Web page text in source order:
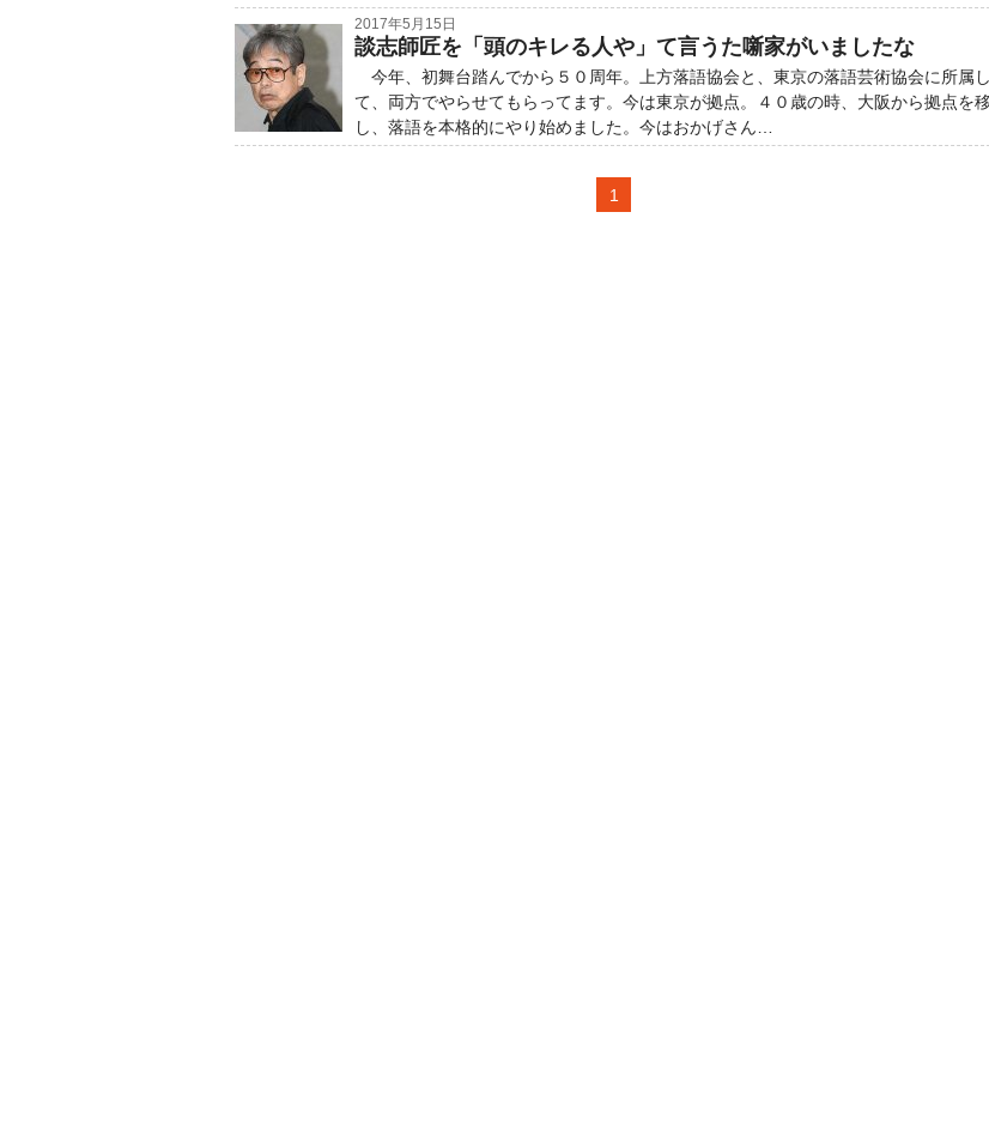
2017年5月15日
談志師匠を「頭のキレる人や」て言うた噺家がいましたな
今年、初舞台踏んでから５０周年。上方落語協会と、東京の落語芸術協会に所属し
て、両方でやらせてもらってます。今は東京が拠点。４０歳の時、大阪から拠点を移
し、落語を本格的にやり始めました。今はおかげさん…
1